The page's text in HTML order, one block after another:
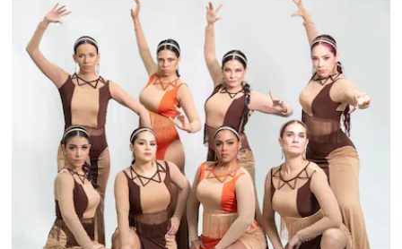
Metro
por
Metro
Tienda
Panamá
Tiquetes
Cero
KM
Diario
Ellas
Club
La
Prensa
Busca
Fácil